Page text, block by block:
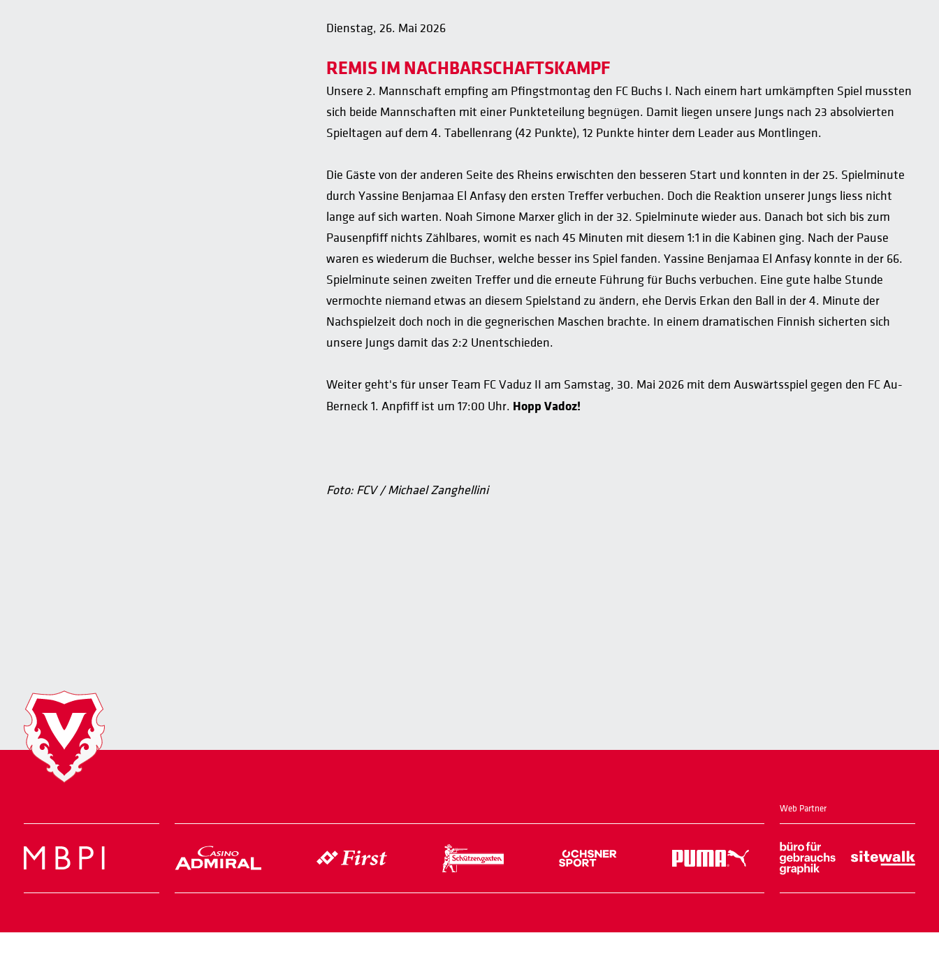
Dienstag, 26. Mai 2026
REMIS IM NACHBARSCHAFTSKAMPF
Unsere 2. Mannschaft empfing am Pfingstmontag den FC Buchs I. Nach einem hart umkämpften Spiel mussten
sich beide Mannschaften mit einer Punkteteilung begnügen. Damit liegen unsere Jungs nach 23 absolvierten
Spieltagen auf dem 4. Tabellenrang (42 Punkte), 12 Punkte hinter dem Leader aus Montlingen.
Die Gäste von der anderen Seite des Rheins erwischten den besseren Start und konnten in der 25. Spielminute
durch Yassine Benjamaa El Anfasy den ersten Treffer verbuchen. Doch die Reaktion unserer Jungs liess nicht
lange auf sich warten. Noah Simone Marxer glich in der 32. Spielminute wieder aus. Danach bot sich bis zum
Pausenpfiff nichts Zählbares, womit es nach 45 Minuten mit diesem 1:1 in die Kabinen ging. Nach der Pause
waren es wiederum die Buchser, welche besser ins Spiel fanden. Yassine Benjamaa El Anfasy konnte in der 66.
Spielminute seinen zweiten Treffer und die erneute Führung für Buchs verbuchen. Eine gute halbe Stunde
vermochte niemand etwas an diesem Spielstand zu ändern, ehe Dervis Erkan den Ball in der 4. Minute der
Nachspielzeit doch noch in die gegnerischen Maschen brachte. In einem dramatischen Finnish sicherten sich
unsere Jungs damit das 2:2 Unentschieden.
Weiter geht's für unser Team FC Vaduz II am Samstag, 30. Mai 2026 mit dem Auswärtsspiel gegen den FC Au-
Berneck 1. Anpfiff ist um 17:00 Uhr. Hopp Vadoz!
Foto: FCV / Michael Zanghellini
Web Partner